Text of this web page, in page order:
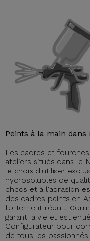
Peints à la main dans
Les cadres et
ateliers situés dans le
le choix d'utiliser
hydrosolubles de
chocs et à l'abrasion
des cadres peints en
fortement réduit.
garanti à vie et est
Configurateur pour
de tous les passionnés.